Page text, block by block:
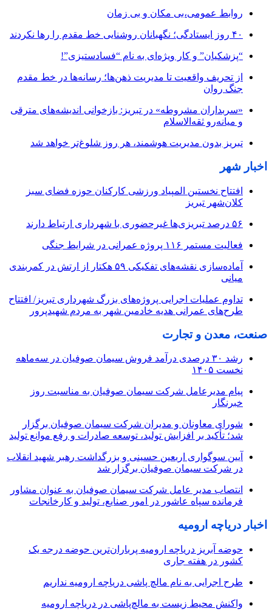
روابط عمومی،بی مکان و بی زمان
۴۰ روز ایستادگی؛ نگهبانان روشنایی خط مقدم را رها نکردند
“پزشکیان” و کار ویژه‌ای به نام “فسادستیزی”!
از تحریف واقعیت تا مدیریت ذهن‌ها؛ رسانه‌ها در خط مقدم
جنگ روان
«سربداران مشروطه» در تبریز: بازخوانی اندیشه‌های مترقی
و میانه‌رو ثقه‌الاسلام
تبریز بدون مدیریت هوشمند، هر روز شلوغ‌تر خواهد شد
اخبار شهر
افتتاح نخستین المپیاد ورزشی کارکنان حوزه فضای سبز
کلان‌شهر تبریز
۵۶ درصد تبریزی‌ها غیرحضوری با شهرداری ارتباط دارند
فعالیت مستمر ۱۱۶ پروژه عمرانی در شرایط جنگی
آماده‌سازی نقشه‌های تفکیکی ۵۹ هکتار از ارتش در کمربندی
میانی
تداوم عملیات اجرایی پروژه‌های بزرگ شهرداری تبریز/ افتتاح
طرح‌های عمرانی هدیه خادمین شهر به مردم شهیدپرور
صنعت، معدن و تجارت
رشد ۳۰ درصدی درآمد فروش سیمان صوفیان در سه‌ماهه
نخست ۱۴۰۵
پیام مدیرعامل شرکت سیمان صوفیان به مناسبت روز
خبرنگار
شورای معاونان و مدیران شرکت سیمان صوفیان برگزار
شد؛ تأکید بر افزایش تولید، توسعه صادرات و رفع موانع تولید
آیین سوگواری اربعین حسینی و بزرگداشت رهبر شهید انقلاب
در شرکت سیمان صوفیان برگزار شد
انتصاب مدیر عامل شرکت سیمان صوفیان به عنوان مشاور
فرمانده سپاه عاشور در امور صنایع، تولید و کارخانجات
اخبار دریاچه ارومیه
حوضه آبریز دریاچه ارومیه پرباران‌ترین حوضه‌ درجه یک
کشور در هفته جاری
طرح اجرایی به نام مالچ پاشی دریاچه ارومیه نداریم
واکنش محیط زیست به مالچ‌پاشی در دریاچه ارومیه